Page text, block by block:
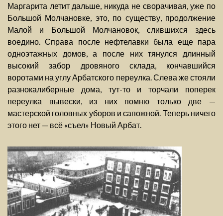
Маргарита летит дальше, никуда не сворачивая, уже по
Большой Молчановке, это, по существу, продолжение
Малой и Большой Молчановок, слившихся здесь
воедино. Справа после нефтелавки была еще пара
одноэтажных домов, а после них тянулся длинный
высокий забор дровяного склада, кончавшийся
воротами на углу Арбатского переулка. Слева же стояли
разнокалиберные дома, тут-то и торчали поперек
переулка вывески, из них помню только две —
мастерской головных уборов и сапожной. Теперь ничего
этого нет — всё «съел» Новый Арбат.